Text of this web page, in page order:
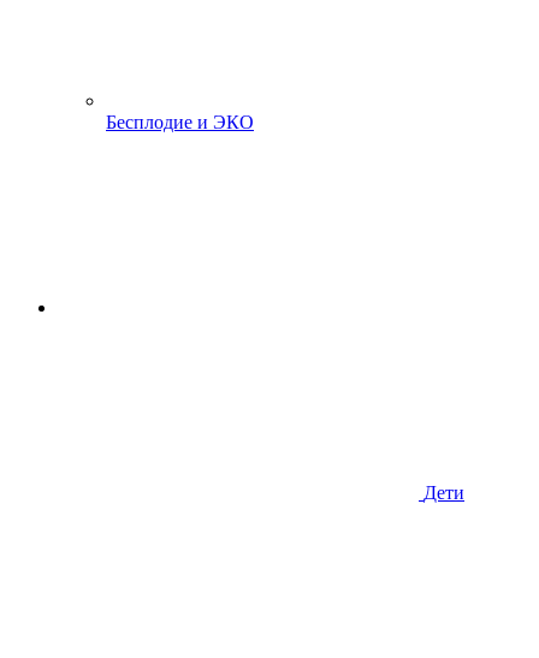
Бесплодие и ЭКО
Дети